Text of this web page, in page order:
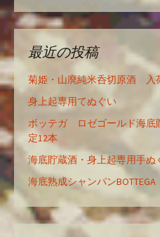
最近の投稿
菊姫・山廃純米呑切原酒 入
身上起専用てぬぐい
ボッテガ ロゼゴールド海
定12本
海底貯蔵酒・身上起専用手ぬ
海底熟成シャンパンBOTTEGA